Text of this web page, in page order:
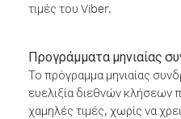
τιμές του Viber.
Προγράμματα μηνιαίας
Το πρόγραμμα μηνιαίας
ευελιξία διεθνών κλήσεων
χαμηλές τιμές, χωρίς να